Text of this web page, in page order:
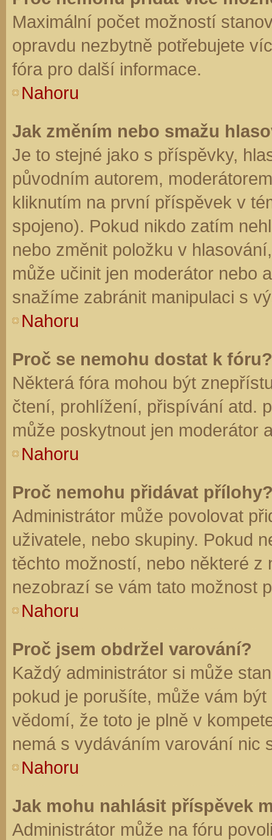
Maximální počet možností
opravdu nezbytně potřebujete
fóra pro další informace.
Nahoru
Jak změním nebo smažu
Je to stejné jako s příspěvky,
původním autorem,
kliknutím na první příspěvek v
spojeno). Pokud nikdo zatím
nebo změnit položku v
může učinit jen moderátor nebo
snažíme zabránit manipulaci s
Nahoru
Proč se nemohu dostat k fóru?
Některá fóra mohou být
čtení, prohlížení, přispívání atd.
může poskytnout jen moderátor
Nahoru
Proč nemohu přidávat
Administrátor může povolovat
uživatele, nebo skupiny. Pokud
těchto možností, nebo některé z
nezobrazí se vám tato možnost
Nahoru
Proč jsem obdržel varování?
Každý administrátor si může
pokud je porušíte, může vám
vědomí, že toto je plně v
nemá s vydáváním varování nic
Nahoru
Jak mohu nahlásit příspěvek
Administrátor může na fóru